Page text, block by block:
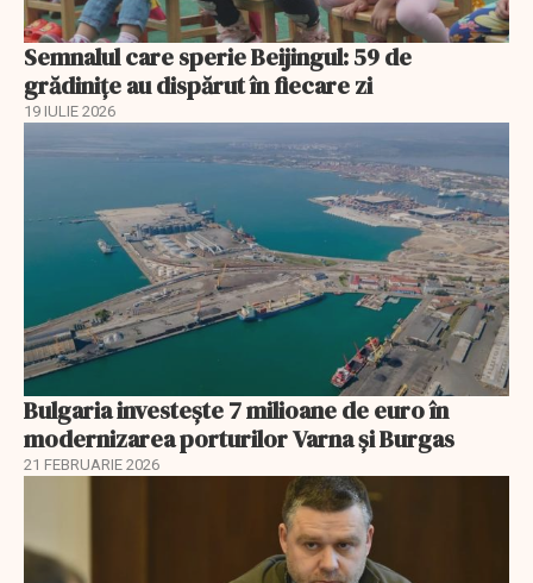
Semnalul care sperie Beijingul: 59 de
grădinițe au dispărut în fiecare zi
19 IULIE 2026
Bulgaria investește 7 milioane de euro în
modernizarea porturilor Varna și Burgas
21 FEBRUARIE 2026